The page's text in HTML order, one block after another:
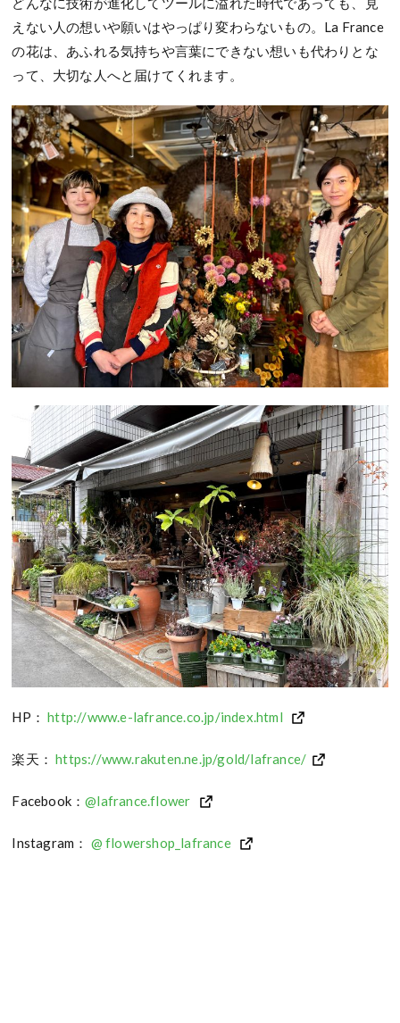
えない人の想いや願いはやっぱり変わらないもの。La France
の花は、あふれる気持ちや言葉にできない想いも代わりとな
って、大切な人へと届けてくれます。
HP： http://www.e-lafrance.co.jp/index.html
楽天： https://www.rakuten.ne.jp/gold/lafrance/
Facebook：@lafrance.flower
Instagram： @ flowershop_lafrance